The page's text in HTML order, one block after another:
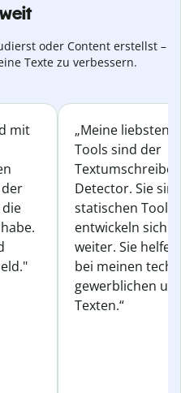
oder Content erstellst –
Texte zu verbessern.
mit
„Meine liebsten
Tools sind der
Detector. Sie
statischen
entwickeln sich
weiter. Sie
bei meinen
gewerblichen
Texten.“